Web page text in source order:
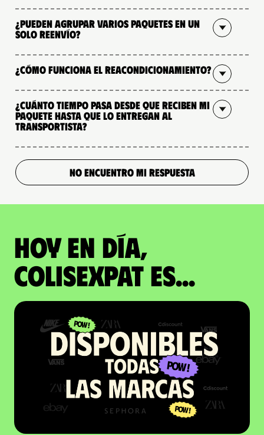
¿Pueden agrupar varios paquetes en un
solo reenvío?
¿Cómo funciona el reacondicionamiento?
¿Cuánto tiempo pasa desde que reciben mi
paquete hasta que lo entregan al
transportista?
NO ENCUENTRO MI RESPUESTA
Hoy en día,
ColisExpat es...